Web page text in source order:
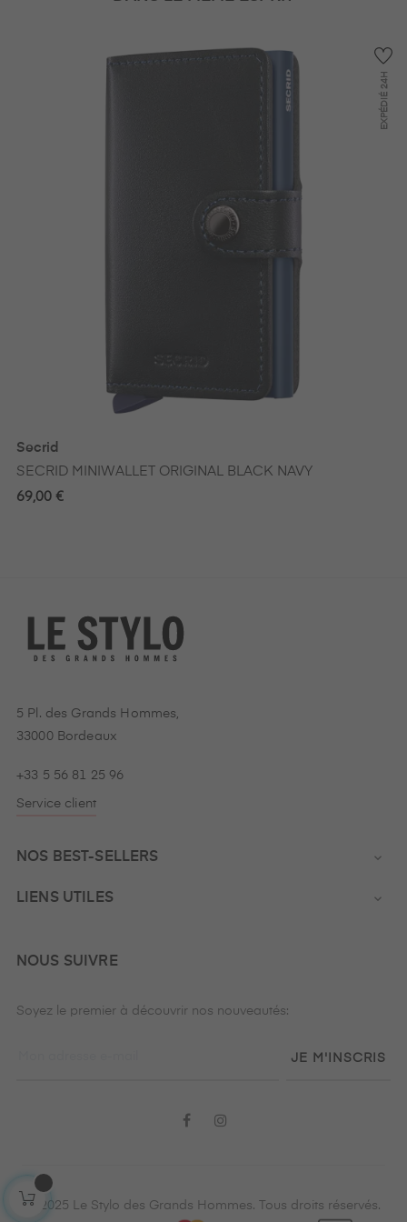
EXPÉDIÉ
24H
Secrid
SECRID MINIWALLET ORIGINAL BLACK NAVY
69,00 €
5 Pl. des Grands Hommes,
33000 Bordeaux
+33 5 56 81 25 96
Service client
NOS BEST-SELLERS 
LIENS UTILES 
NOUS SUIVRE
Soyez le premier à découvrir nos nouveautés:
JE M'INSCRIS
Facebook
© 2025 Le Stylo des Grands Hommes. Tous droits réservés.